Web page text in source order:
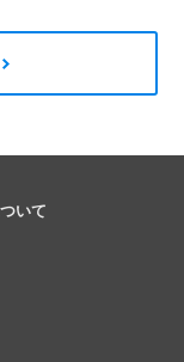
いて